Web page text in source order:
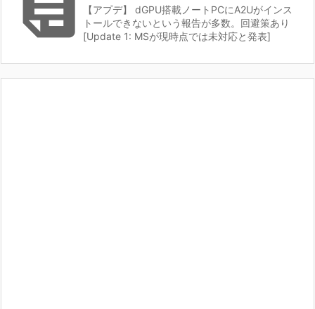
【アプデ】 dGPU搭載ノートPCにA2Uがインス
トールできないという報告が多数。回避策あり
[Update 1: MSが現時点では未対応と発表]